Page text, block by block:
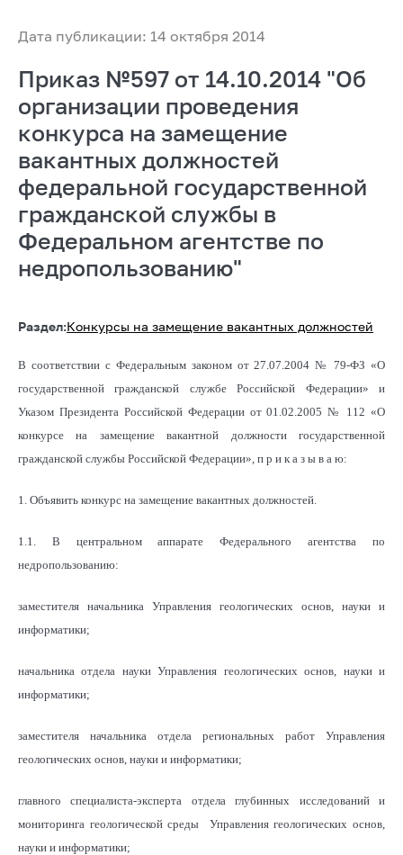
Дата публикации: 14 октября 2014
Приказ №597 от 14.10.2014 "Об
организации проведения
конкурса на замещение
вакантных должностей
федеральной государственной
гражданской службы в
Федеральном агентстве по
недропользованию"
Раздел:Конкурсы на замещение вакантных должностей
В соответствии с Федеральным законом от 27.07.2004 № 79-ФЗ «О
государственной гражданской службе Российской Федерации» и
Указом Президента Российской Федерации от 01.02.2005 № 112 «О
конкурсе на замещение вакантной должности государственной
гражданской службы Российской Федерации», п р и к а з ы в а ю:
1. Объявить конкурс на замещение вакантных должностей.
1.1. В центральном аппарате Федерального агентства по
недропользованию:
заместителя начальника Управления геологических основ, науки и
информатики;
начальника отдела науки Управления геологических основ, науки и
информатики;
заместителя начальника отдела региональных работ Управления
геологических основ, науки и информатики;
главного специалиста-эксперта отдела глубинных исследований и
мониторинга геологической среды Управления геологических основ,
науки и информатики;